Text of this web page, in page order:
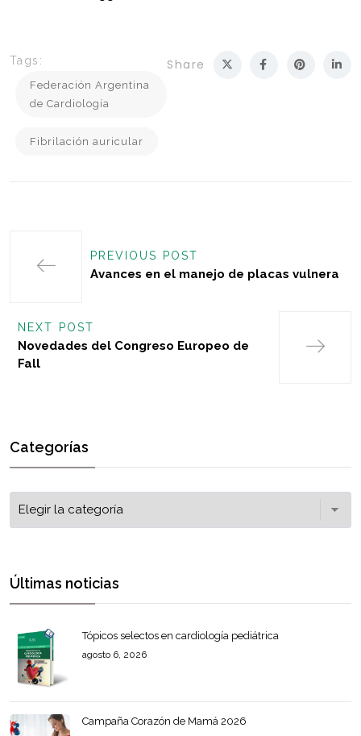
Tags:
Federación Argentina
de Cardiología
Fibrilación auricular
Share
PREVIOUS POST
Avances en el manejo de placas vulnera
NEXT POST
Novedades del Congreso Europeo de
Fall
Categorías
Últimas noticias
Tópicos selectos en cardiología pediátrica
agosto 6, 2026
Campaña Corazón de Mamá 2026